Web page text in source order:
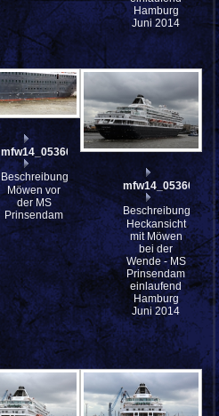
Hamburg
Juni 2014
mfw14_053663st
Beschreibung:
Möwen vor
der MS
Prinsendam
mfw14_053660
Beschreibung:
Heckansicht
mit Möwen
bei der
Wende - MS
Prinsendam
einlaufend
Hamburg
Juni 2014